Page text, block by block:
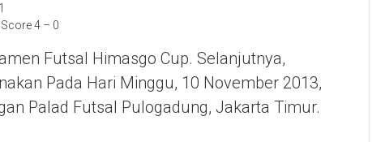
4 – 0
Futsal Himasgo Cup. Selanjutnya,
Pada Hari Minggu, 10 November 2013,
Palad Futsal Pulogadung, Jakarta Timur.